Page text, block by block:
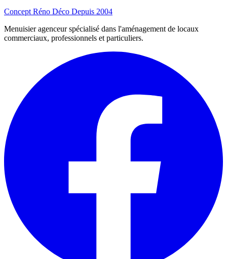
Concept Réno Déco Depuis 2004
Menuisier agenceur spécialisé dans l'aménagement de locaux
commerciaux, professionnels et particuliers.